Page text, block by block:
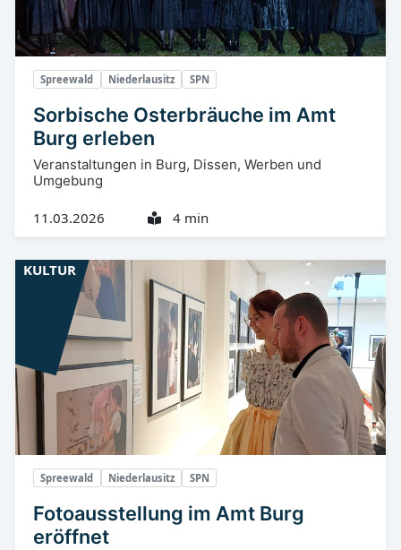
Spreewald Niederlausitz SPN
Sorbische Osterbräuche im Amt
Burg erleben
Veranstaltungen in Burg, Dissen, Werben und
Umgebung
11.03.2026 4 min
Spreewald Niederlausitz SPN
Fotoausstellung im Amt Burg
eröffnet
KULTUR